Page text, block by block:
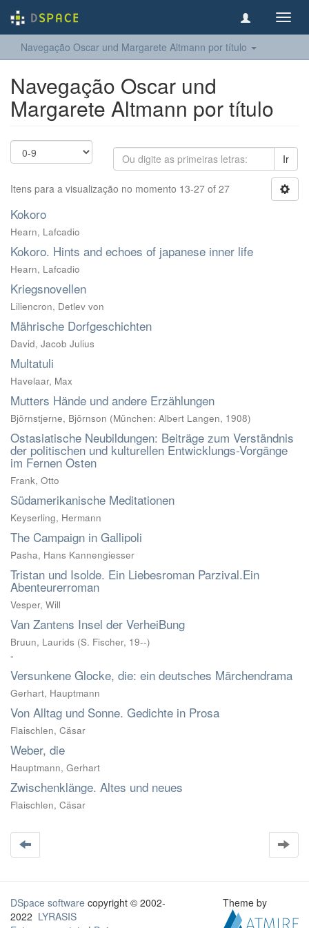
Navegação Oscar und Margarete Altmann por título
Navegação Oscar und
Margarete Altmann por título
Ir
Itens para a visualização no momento 13-27 of 27
Kokoro
Hearn, Lafcadio
Kokoro. Hints and echoes of japanese inner life
Hearn, Lafcadio
Kriegsnovellen
Liliencron, Detlev von
Mährische Dorfgeschichten
David, Jacob Julius
Multatuli
Havelaar, Max
Mutters Hände und andere Erzählungen
Björnstjerne, Björnson (München: Albert Langen, 1908)
Ostasiatische Neubildungen: Beiträge zum Verständnis
der politischen und kulturellen Entwicklungs-Vorgänge
im Fernen Osten
Frank, Otto
Südamerikanische Meditationen
Keyserling, Hermann
The Campaign in Gallipoli
Pasha, Hans Kannengiesser
Tristan und Isolde. Ein Liebesroman Parzival.Ein
Abenteurerroman
Vesper, Will
Van Zantens Insel der VerheiBung
Bruun, Laurids (S. Fischer, 19--)
-
Versunkene Glocke, die: ein deutsches Märchendrama
Gerhart, Hauptmann
Von Alltag und Sonne. Gedichte in Prosa
Flaischlen, Cäsar
Weber, die
Hauptmann, Gerhart
Zwischenklänge. Altes und neues
Flaischlen, Cäsar
DSpace software copyright © 2002-
2022 LYRASIS
Theme by